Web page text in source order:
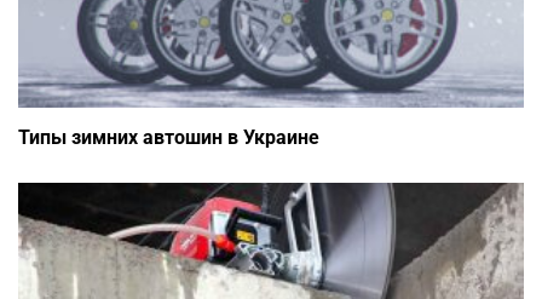
Типы зимних автошин в Украине